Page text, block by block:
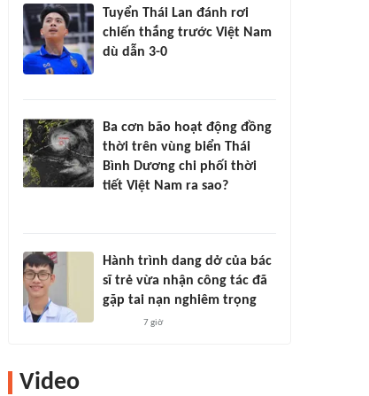
Tuyển Thái Lan đánh rơi
chiến thắng trước Việt Nam
dù dẫn 3-0
Ba cơn bão hoạt động đồng
thời trên vùng biển Thái
Bình Dương chi phối thời
tiết Việt Nam ra sao?
Hành trình dang dở của bác
sĩ trẻ vừa nhận công tác đã
gặp tai nạn nghiêm trọng
7 giờ
Video